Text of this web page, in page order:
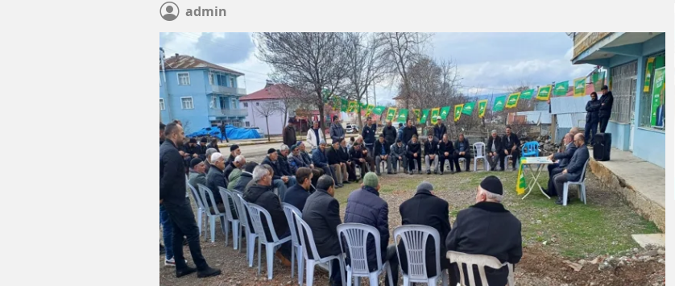
admin
Zabıt Katibi Yeniden Tutuklandı
Karakoçan'da Zabıt Katibi Zimmet
Soruşturmasıyla Açığa Alındı